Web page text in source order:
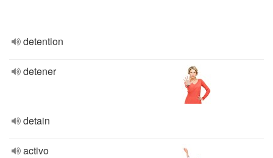
detention
detener
detain
activo